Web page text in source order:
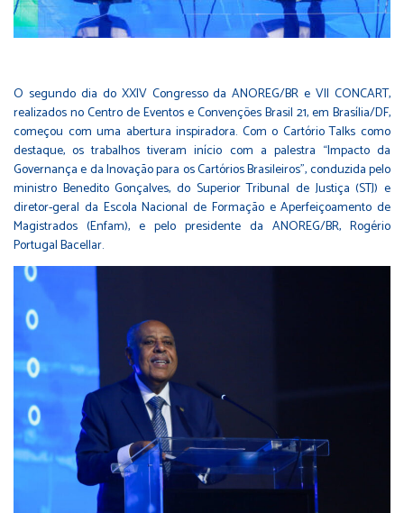
O segundo dia do XXIV Congresso da ANOREG/BR e VII CONCART,
realizados no Centro de Eventos e Convenções Brasil 21, em Brasília/DF,
começou com uma abertura inspiradora. Com o Cartório Talks como
destaque, os trabalhos tiveram início com a palestra “Impacto da
Governança e da Inovação para os Cartórios Brasileiros”, conduzida pelo
ministro Benedito Gonçalves, do Superior Tribunal de Justiça (STJ) e
diretor-geral da Escola Nacional de Formação e Aperfeiçoamento de
Magistrados (Enfam), e pelo presidente da ANOREG/BR, Rogério
Portugal Bacellar.